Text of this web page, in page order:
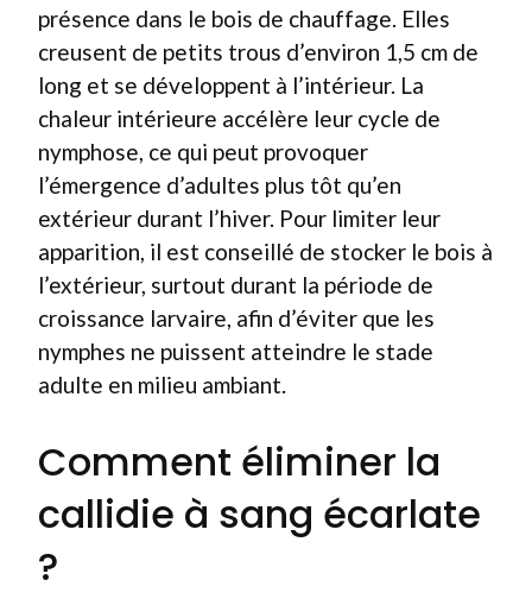
présence dans le bois de chauffage. Elles
creusent de petits trous d’environ 1,5 cm de
long et se développent à l’intérieur. La
chaleur intérieure accélère leur cycle de
nymphose, ce qui peut provoquer
l’émergence d’adultes plus tôt qu’en
extérieur durant l’hiver. Pour limiter leur
apparition, il est conseillé de stocker le bois à
l’extérieur, surtout durant la période de
croissance larvaire, afin d’éviter que les
nymphes ne puissent atteindre le stade
adulte en milieu ambiant.
Comment éliminer la
callidie à sang écarlate
?